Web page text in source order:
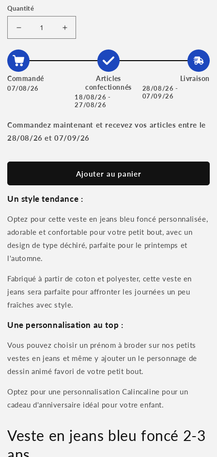
Quantité
Réduire
la
quantité
de
Veste
en
Jeans
Foncé
|
2-
ans
Broderie
Personnalisée
Augmenter
la
de
Jeans
Enfant
Foncé
|
2-
ans
Broderie
Commandé
07/08/26
Articles
confectionnés
18/08/26 -
27/08/26
Livraison
28/08/26 -
07/09/26
Commandez maintenant et recevez vos articles entre le
28/08/26 et07/09/26
Ajouter au panier
Un style tendance :
Optez pour cette veste en jeans bleu foncé personnalisée,
adorable et confortable pour votre petit bout, avec un
design de type déchiré, parfaite pour le printemps et
l'automne.
Fabriqué à partir de coton et polyester, cette veste en
jeans sera parfaite pour affronter les journées un peu
fraîches avec style.
Une personnalisation au top :
Vous pouvez choisir un prénom à broder sur nos petits
vestes en jeans et même y ajouter un le personnage de
dessin animé favori de votre petit bout.
Optez pour une personnalisation Calincaline pour un
cadeau d'anniversaire idéal pour votre enfant.
Veste en jeans bleu foncé 2-3